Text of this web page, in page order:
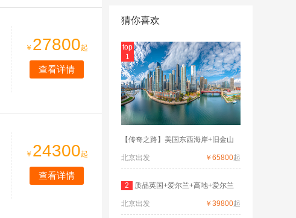
￥ 27800起
查看详情
￥ 24300起
查看详情
猜你喜欢
top
1
【传奇之路】美国东西海岸+旧金山
北京出发 ￥65800起
2 质品英国+爱尔兰+高地+爱尔兰
深度
北京出发 ￥39800起